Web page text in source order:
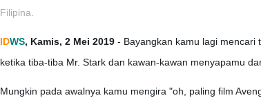
Filipina.
IDWS, Kamis, 2 Mei 2019- Bayangkan kamu lagi mencari
ketika tiba-tiba Mr. Stark dan kawan-kawan menyapamu
Mungkin pada awalnya kamu mengira "oh, paling film